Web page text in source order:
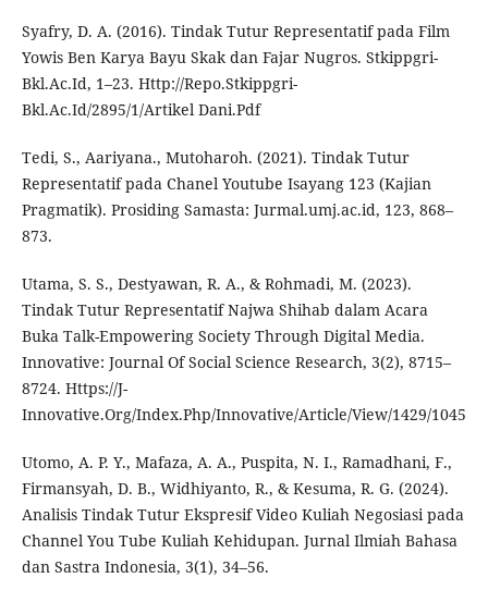
Syafry, D. A. (2016). Tindak Tutur Representatif pada Film
Yowis Ben Karya Bayu Skak dan Fajar Nugros. Stkippgri-
Bkl.Ac.Id, 1–23. Http://Repo.Stkippgri-
Bkl.Ac.Id/2895/1/Artikel Dani.Pdf
Tedi, S., Aariyana., Mutoharoh. (2021). Tindak Tutur
Representatif pada Chanel Youtube Isayang 123 (Kajian
Pragmatik). Prosiding Samasta: Jurmal.umj.ac.id, 123, 868–
873.
Utama, S. S., Destyawan, R. A., & Rohmadi, M. (2023).
Tindak Tutur Representatif Najwa Shihab dalam Acara
Buka Talk-Empowering Society Through Digital Media.
Innovative: Journal Of Social Science Research, 3(2), 8715–
8724. Https://J-
Innovative.Org/Index.Php/Innovative/Article/View/1429/1045
Utomo, A. P. Y., Mafaza, A. A., Puspita, N. I., Ramadhani, F.,
Firmansyah, D. B., Widhiyanto, R., & Kesuma, R. G. (2024).
Analisis Tindak Tutur Ekspresif Video Kuliah Negosiasi pada
Channel You Tube Kuliah Kehidupan. Jurnal Ilmiah Bahasa
dan Sastra Indonesia, 3(1), 34–56.